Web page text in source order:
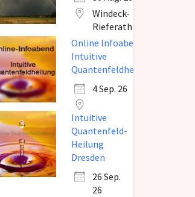
Windeck-
Rieferath
Online Infoabend
Intuitive
Quantenfeldheilung
4 Sep. 26
Intuitive
Quantenfeld-
Heilung
Dresden
26 Sep.
26